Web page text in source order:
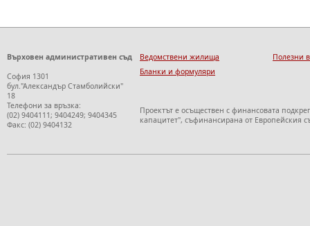
Върховен административен съд
София 1301
бул."Александър Стамболийски"
18
Телефони за връзка:
(02) 9404111; 9404249; 9404345
Факс: (02) 9404132
Ведомствени жилища
Бланки и формуляри
Полезни
Проектът е осъществен с финансовата
капацитет", съфинансирана от Европейския